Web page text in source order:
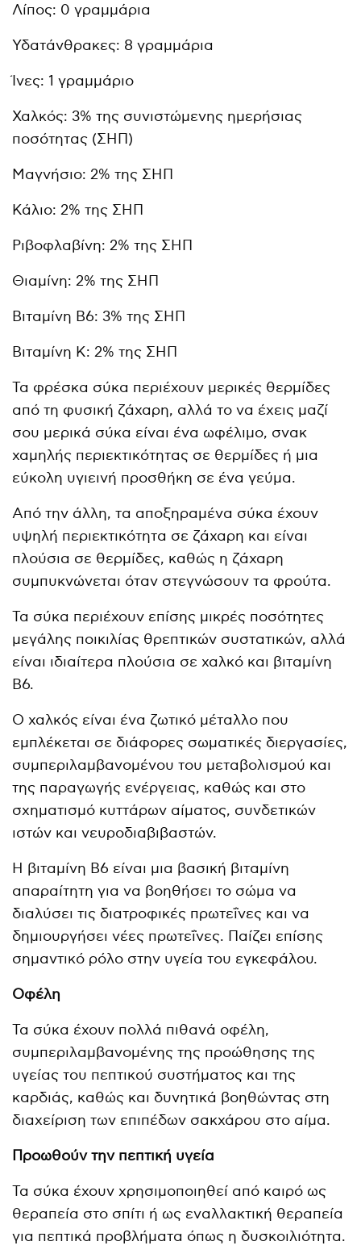
Λίπος: 0 γραμμάρια
Υδατάνθρακες: 8 γραμμάρια
Ίνες: 1 γραμμάριο
Χαλκός: 3% της συνιστώμενης ημερήσιας
ποσότητας (ΣΗΠ)
Μαγνήσιο: 2% της ΣΗΠ
Κάλιο: 2% της ΣΗΠ
Ριβοφλαβίνη: 2% της ΣΗΠ
Θιαμίνη: 2% της ΣΗΠ
Βιταμίνη Β6: 3% της ΣΗΠ
Βιταμίνη Κ: 2% της ΣΗΠ
Τα φρέσκα σύκα περιέχουν μερικές θερμίδες
από τη φυσική ζάχαρη, αλλά το να έχεις μαζί
σου μερικά σύκα είναι ένα ωφέλιμο, σνακ
χαμηλής περιεκτικότητας σε θερμίδες ή μια
εύκολη υγιεινή προσθήκη σε ένα γεύμα.
Από την άλλη, τα αποξηραμένα σύκα έχουν
υψηλή περιεκτικότητα σε ζάχαρη και είναι
πλούσια σε θερμίδες, καθώς η ζάχαρη
συμπυκνώνεται όταν στεγνώσουν τα φρούτα.
Τα σύκα περιέχουν επίσης μικρές ποσότητες
μεγάλης ποικιλίας θρεπτικών συστατικών, αλλά
είναι ιδιαίτερα πλούσια σε χαλκό και βιταμίνη
Β6.
Ο χαλκός είναι ένα ζωτικό μέταλλο που
εμπλέκεται σε διάφορες σωματικές διεργασίες,
συμπεριλαμβανομένου του μεταβολισμού και
της παραγωγής ενέργειας, καθώς και στο
σχηματισμό κυττάρων αίματος, συνδετικών
ιστών και νευροδιαβιβαστών.
Η βιταμίνη Β6 είναι μια βασική βιταμίνη
απαραίτητη για να βοηθήσει το σώμα να
διαλύσει τις διατροφικές πρωτεΐνες και να
δημιουργήσει νέες πρωτεΐνες. Παίζει επίσης
σημαντικό ρόλο στην υγεία του εγκεφάλου.
Οφέλη
Τα σύκα έχουν πολλά πιθανά οφέλη,
συμπεριλαμβανομένης της προώθησης της
υγείας του πεπτικού συστήματος και της
καρδιάς, καθώς και δυνητικά βοηθώντας στη
διαχείριση των επιπέδων σακχάρου στο αίμα.
Προωθούν την πεπτική υγεία
Τα σύκα έχουν χρησιμοποιηθεί από καιρό ως
θεραπεία στο σπίτι ή ως εναλλακτική θεραπεία
για πεπτικά προβλήματα όπως η δυσκοιλιότητα.